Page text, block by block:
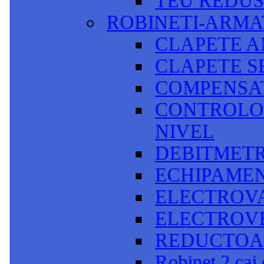
ROBINETI-
CLAPETE
CLAPETE
NIVEL